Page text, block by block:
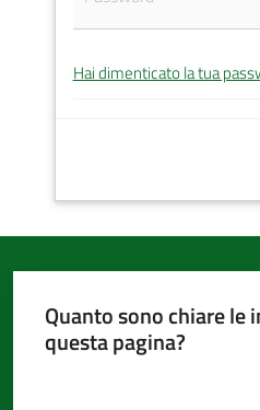
Amministrazione
argomenti...
Seguici
Hai dimenticato la tua
Quanto sono chiare le
questa pagina?